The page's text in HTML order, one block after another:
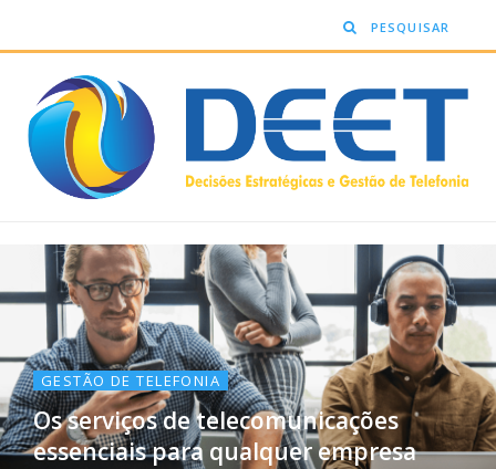
GESTÃO DE TELEFONIA
Os serviços de telecomunicações
essenciais para qualquer empresa